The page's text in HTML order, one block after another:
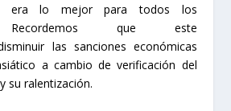
era lo mejor para todos los
Recordemos que este
las sanciones económicas
a cambio de verificación del
su ralentización.